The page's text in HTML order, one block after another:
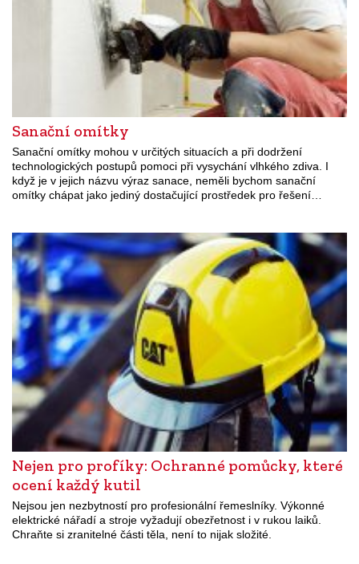
Sanační omítky
Sanační omítky mohou v určitých situacích a při dodržení
technologických postupů pomoci při vysychání vlhkého zdiva. I
když je v jejich názvu výraz sanace, neměli bychom sanační
omítky chápat jako jediný dostačující prostředek pro řešení…
Nejen pro profíky: Ochranné pomůcky, které
ocení každý kutil
Nejsou jen nezbytností pro profesionální řemeslníky. Výkonné
elektrické nářadí a stroje vyžadují obezřetnost i v rukou laiků.
Chraňte si zranitelné části těla, není to nijak složité.